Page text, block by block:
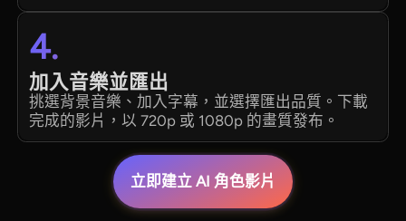
4.
加入音樂並匯出
挑選背景音樂、加入字幕，並選擇匯出品質。下載
完成的影片，以 720p 或 1080p 的畫質發布。
立即建立 AI 角色影片